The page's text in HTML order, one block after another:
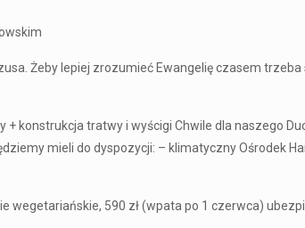
Żeby lepiej zrozumieć Ewangelię czasem
+ konstrukcja tratwy i wyścigi Chwile dla naszego
mieli do dyspozycji: – klimatyczny
wegetariańskie, 590 zł (wpata po 1 czerwca)